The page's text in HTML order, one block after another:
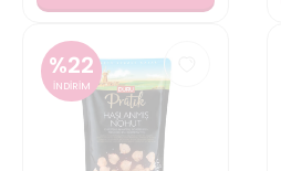
%22
İNDİRİM